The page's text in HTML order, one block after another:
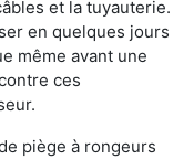
et la tuyauterie.
en quelques jours
même avant une
ces
piège à rongeurs